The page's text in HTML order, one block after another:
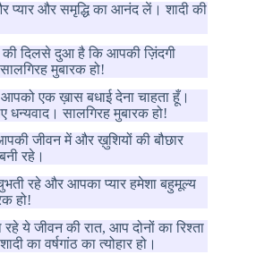
और समृद्धि का आनंद लें। शादी की
की दिलसे दुआ है कि आपकी ज़िंदगी
मुबारक हो!
एक ख़ास बधाई देना चाहता हूँ।
सालगिरह मुबारक हो!
जीवन में और ख़ुशियों की बौछार
रहे।
रहे और आपका प्यार हमेशा बहुमूल्य
हो!
ये जीवन की रात, आप दोनों का रिश्ता
का वर्षगांठ का त्योहार हो।